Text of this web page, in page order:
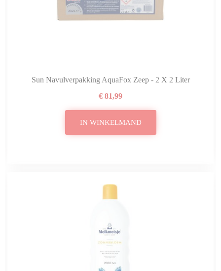
Sun Navulverpakking AquaFox Zeep - 2 X 2 Liter
€ 81,99
IN WINKELMAND